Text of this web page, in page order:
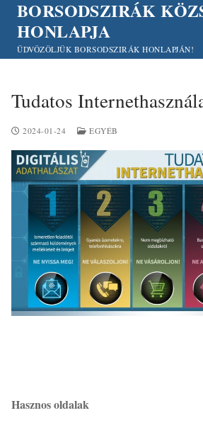
Ugrás
tartalomra
BORSODSZIRÁK
HONLAPJA
ÜDVÖZÖLJÜK BORSODSZIRÁK HONLAPJÁN!
Tudatos
2024-01-24 EGYÉB
Hasznos oldalak